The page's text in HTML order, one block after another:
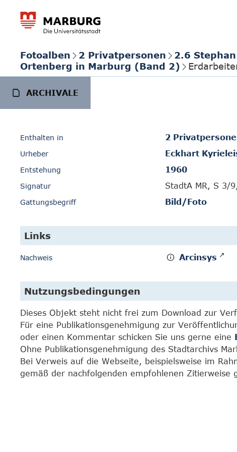
Fotoalben 2 Privatpersonen 2.6
Ortenberg in Marburg (Band 2)
ARCHIVALE
Enthalten in 2
Urheber Eckhart
Entstehung 1960
Signatur StadtA MR, S 3/
Gattungsbegriff Bild/Foto
Links
Nachweis Arcinsys
Nutzungsbedingungen
Dieses Objekt steht nicht frei zum Download zur
Für eine Publikationsgenehmigung zur
oder einen Kommentar schicken Sie uns gerne eine
Ohne Publikationsgenehmigung des Stadtarchivs
Bei Verweis auf die Webseite, beispielsweise im
gemäß der nachfolgenden empfohlenen Zitierweise